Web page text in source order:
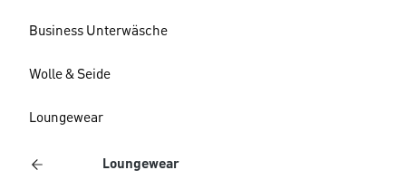
Business Unterwäsche
Wolle & Seide
Loungewear
Loungewear